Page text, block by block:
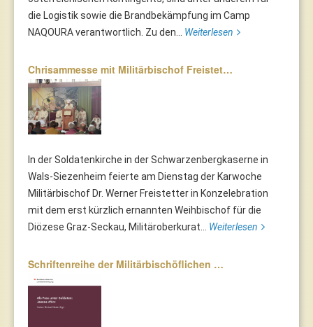
die Logistik sowie die Brandbekämpfung im Camp
NAQOURA verantwortlich. Zu den... Weiterlesen
Chrisammesse mit Militärbischof Freistet…
In der Soldatenkirche in der Schwarzenbergkaserne in
Wals-Siezenheim feierte am Dienstag der Karwoche
Militärbischof Dr. Werner Freistetter in Konzelebration
mit dem erst kürzlich ernannten Weihbischof für die
Diözese Graz-Seckau, Militäroberkurat... Weiterlesen
Schriftenreihe der Militärbischöflichen …